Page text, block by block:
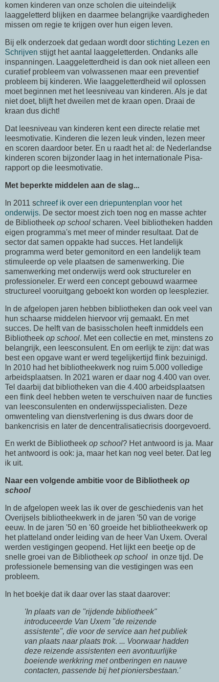
komen kinderen van onze scholen die uiteindelijk
laaggeletterd blijken en daarmee belangrijke vaardigheden
missen om regie te krijgen over hun eigen leven.
Bij elk onderzoek dat gedaan wordt door stichting Lezen en
Schrijven stijgt het aantal laaggeletterden. Ondanks alle
inspanningen. Laaggeletterdheid is dan ook niet alleen een
curatief probleem van volwassenen maar een preventief
probleem bij kinderen. Wie laaggeletterdheid wil oplossen
moet beginnen met het leesniveau van kinderen. Als je dat
niet doet, blijft het dweilen met de kraan open. Draai de
kraan dus dicht!
Dat leesniveau van kinderen kent een directe relatie met
leesmotivatie. Kinderen die lezen leuk vinden, lezen meer
en scoren daardoor beter. En u raadt het al: de Nederlandse
kinderen scoren bijzonder laag in het internationale Pisa-
rapport op die leesmotivatie.
Met beperkte middelen aan de slag...
In 2011 schreef ik over een driepuntenplan voor het
onderwijs. De sector moest zich toen nog en masse achter
de Bibliotheek op school scharen. Veel bibliotheken hadden
eigen programma's met meer of minder resultaat. Dat de
sector dat samen oppakte had succes. Het landelijk
programma werd beter gemonitord en een landelijk team
stimuleerde op vele plaatsen de samenwerking. Die
samenwerking met onderwijs werd ook structureler en
professioneler. Er werd een concept gebouwd waarmee
structureel vooruitgang geboekt kon worden op leesplezier.
In de afgelopen jaren hebben bibliotheken dan ook veel van
hun schaarse middelen hiervoor vrij gemaakt. En met
succes. De helft van de basisscholen heeft inmiddels een
Bibliotheek op school. Met een collectie en met, minstens zo
belangrijk, een leesconsulent. En om eerlijk te zijn: dat was
best een opgave want er werd tegelijkertijd flink bezuinigd.
In 2010 had het bibliotheekwerk nog ruim 5.000 volledige
arbeidsplaatsen. In 2021 waren er daar nog 4.400 van over.
Tel daarbij dat bibliotheken van die 4.400 arbeidsplaatsen
een flink deel hebben weten te verschuiven naar de functies
van leesconsulenten en onderwijsspecialisten. Deze
omwenteling van dienstverlening is dus dwars door de
bankencrisis en later de dencentralisatiecrisis doorgevoerd.
En werkt de Bibliotheek op school? Het antwoord is ja. Maar
het antwoord is ook: ja, maar het kan nog veel beter. Dat leg
ik uit.
Naar een volgende ambitie voor de Bibliotheek op
school
In de afgelopen week las ik over de geschiedenis van het
Overijsels bibliotheekwerk in de jaren '50 van de vorige
eeuw. In de jaren '50 en '60 groeide het bibliotheekwerk op
het platteland onder leiding van de heer Van Uxem. Overal
werden vestigingen geopend. Het lijkt een beetje op de
snelle groei van de Bibliotheek op school in onze tijd. De
professionele bemensing van die vestigingen was een
probleem.
In het boekje dat ik daar over las staat daarover:
'In plaats van de "rijdende bibliotheek"
introduceerde Van Uxem "de reizende
assistente", die voor de service aan het publiek
van plaats naar plaats trok. ... Voorwaar hadden
deze reizende assistenten een avontuurlijke
boeiende werkkring met ontberingen en nauwe
contacten, passende bij het pioniersbestaan.'